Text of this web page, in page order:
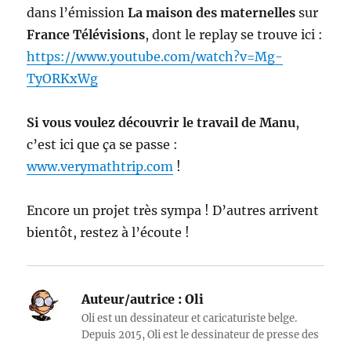
dans l’émissionLa maison des maternelles sur
France Télévisions, dont le replay se trouve ici :
https://www.youtube.com/watch?v=Mg-
TyORKxWg
Si vous voulez découvrir le travail de Manu,
c’est ici que ça se passe :
www.verymathtrip.com !
Encore un projet très sympa ! D’autres arrivent
bientôt, restez à l’écoute !
Auteur/autrice : Oli
Oli est un dessinateur et caricaturiste belge.
Depuis 2015, Oli est le dessinateur de presse des